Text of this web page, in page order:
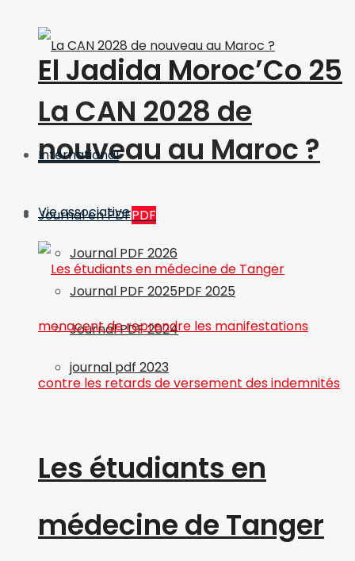
La CAN 2028 de
nouveau au Maroc ?
Journal en PDFPDF
Journal PDF 2026
Journal PDF 2025PDF 2025
Journal PDF 2024
journal pdf 2023
El Jadida Moroc’Co 25
International
Vie associative
Les étudiants en
médecine de Tanger